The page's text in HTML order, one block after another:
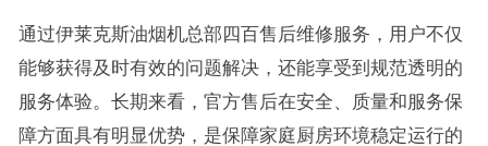
通过伊莱克斯油烟机总部四百售后维修服务，用户不仅
能够获得及时有效的问题解决，还能享受到规范透明的
服务体验。长期来看，官方售后在安全、质量和服务保
障方面具有明显优势，是保障家庭厨房环境稳定运行的